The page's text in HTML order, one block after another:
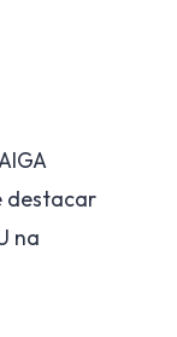
destacar
na